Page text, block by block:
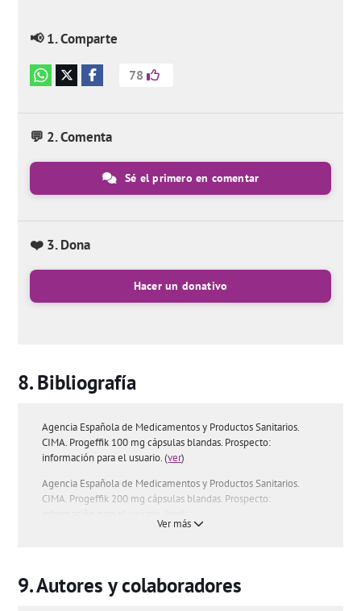
📢 1. Comparte
78
💬 2. Comenta
Sé el primero en comentar
❤️ 3. Dona
Hacer un donativo
Bibliografía
Agencia Española de Medicamentos y Productos Sanitarios.
CIMA. Progeffik 100 mg cápsulas blandas. Prospecto:
información para el usuario. (ver)
Agencia Española de Medicamentos y Productos Sanitarios.
CIMA. Progeffik 200 mg cápsulas blandas. Prospecto:
Ver más
Autores y colaboradores